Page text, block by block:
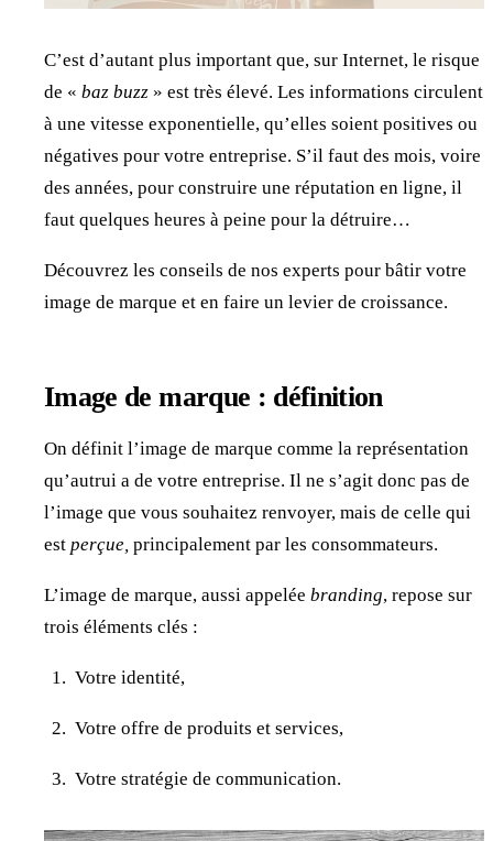
C’est d’autant plus important que, sur Internet, le risque
de « baz buzz » est très élevé. Les informations circulent
à une vitesse exponentielle, qu’elles soient positives ou
négatives pour votre entreprise. S’il faut des mois, voire
des années, pour construire une réputation en ligne, il
faut quelques heures à peine pour la détruire…
Découvrez les conseils de nos experts pour bâtir votre
image de marque et en faire un levier de croissance.
Image de marque : définition
On définit l’image de marque comme la représentation
qu’autrui a de votre entreprise. Il ne s’agit donc pas de
l’image que vous souhaitez renvoyer, mais de celle qui
est perçue, principalement par les consommateurs.
L’image de marque, aussi appelée branding, repose sur
trois éléments clés :
Votre identité,
Votre offre de produits et services,
Votre stratégie de communication.